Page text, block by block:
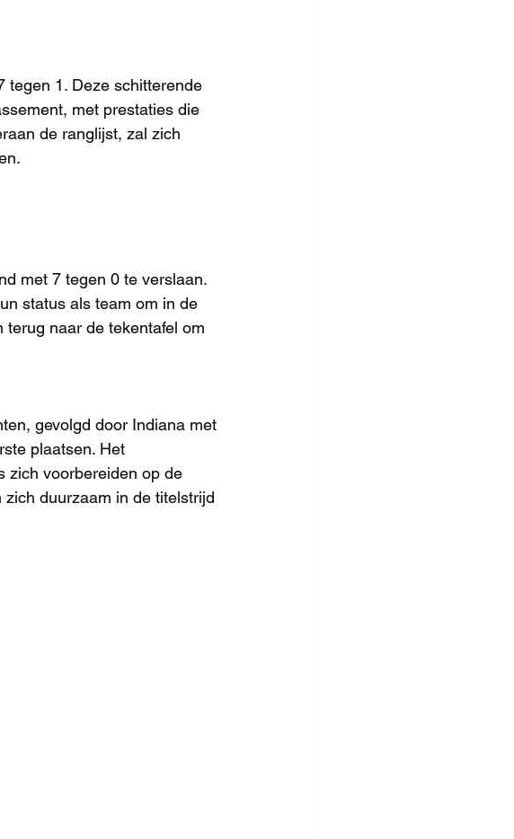
tegen 1. Deze schitterende
met prestaties die
de ranglijst, zal zich
met 7 tegen 0 te verslaan.
status als team om in de
naar de tekentafel om
gevolgd door Indiana met
plaatsen. Het
zich voorbereiden op de
duurzaam in de titelstrijd